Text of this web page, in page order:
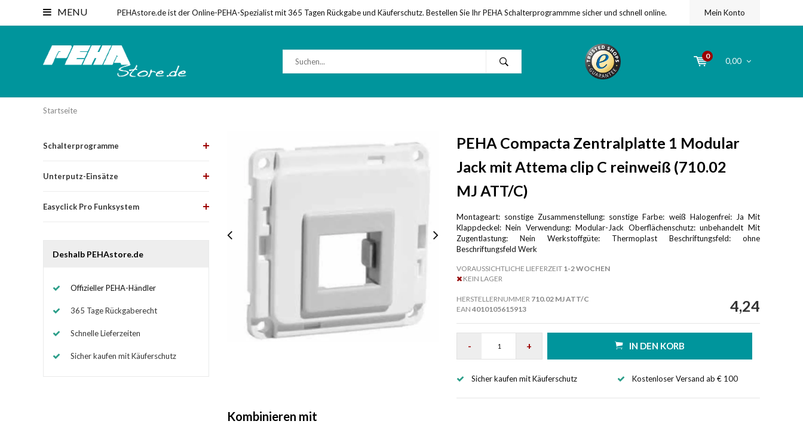
MENU PEHAstore.de ist der Online-PEHA-Spezialist mit 365 Tagen Rückgabe und Käuferschutz. Bestellen Sie Ihr PEHA Schalterprogrammme sicher und schnell online. Mein Konto
0
0,00
Startseite
Schalterprogramme
Unterputz-Einsätze
Easyclick Pro Funksystem
Deshalb PEHAstore.de
Offizieller PEHA-Händler
365 Tage Rückgaberecht
Schnelle Lieferzeiten
Sicher kaufen mit Käuferschutz
PEHA Compacta Zentralplatte 1 Modular
Jack mit Attema clip C reinweiß (710.02
MJ ATT/C)
Montageart: sonstige Zusammenstellung: sonstige Farbe: weiß Halogenfrei: Ja Mit
Klappdeckel: Nein Verwendung: Modular-Jack Oberflächenschutz: unbehandelt Mit
Zugentlastung: Nein Werkstoffgüte: Thermoplast Beschriftungsfeld: ohne
Beschriftungsfeld Werk
VORAUSSICHTLICHE LIEFERZEIT1-2 WOCHEN
KEIN LAGER
HERSTELLERNUMMER 710.02 MJ ATT/C
EAN 4010105615913 4,24
- + IN DEN KORB
Sicher kaufen mit Käuferschutz Kostenloser Versand ab € 100
Kombinieren mit